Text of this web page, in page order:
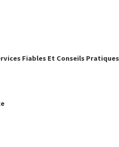
Fiables Et Conseils Pratiques